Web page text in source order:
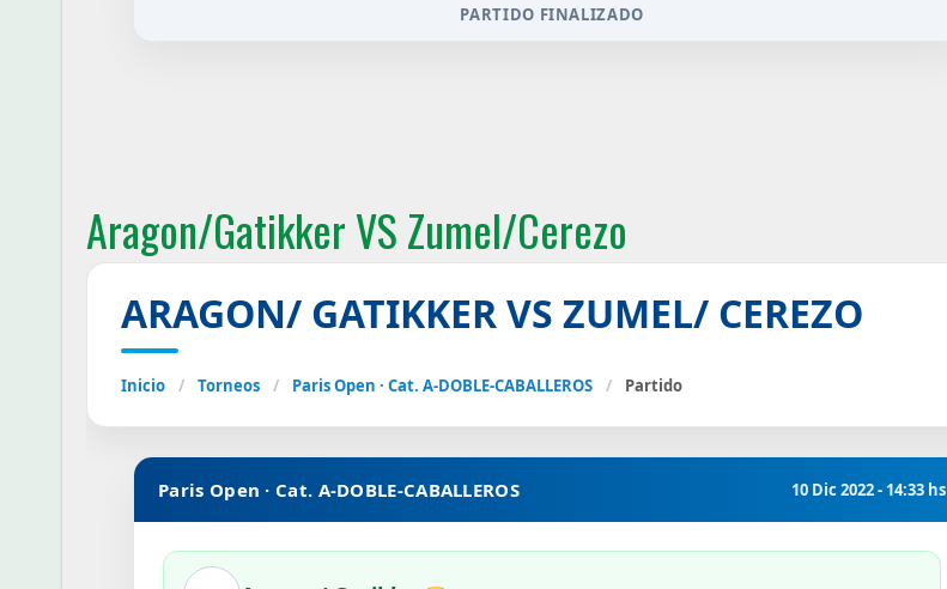
PARTIDO FINALIZADO
Aragon/Gatikker VS Zumel/Cerezo
ARAGON/ GATIKKER VS ZUMEL/ CEREZO
Inicio / Torneos / Paris Open · Cat. A-DOBLE-CABALLEROS / Partido
Paris Open · Cat. A-DOBLE-CABALLEROS 10 Dic 2022 - 14:33 hs